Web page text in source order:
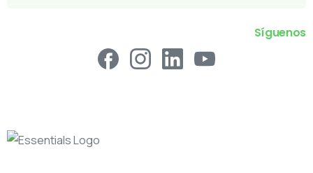
Síguenos